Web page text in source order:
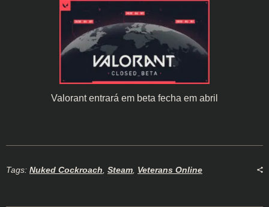
Valorant entrará em beta fecha em abril
Tags: Nuked Cockroach, Steam, Veterans Online